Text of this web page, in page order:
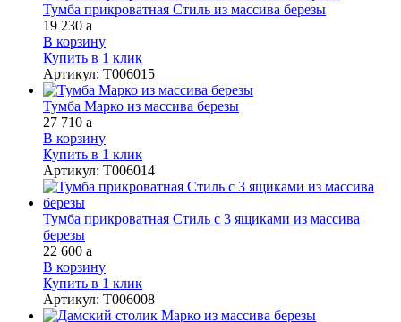
Тумба прикроватная Стиль из массива березы
19 230 a
В корзину
Купить в 1 клик
Артикул: Т006015
Тумба Марко из массива березы
27 710 a
В корзину
Купить в 1 клик
Артикул: Т006014
Тумба прикроватная Стиль с 3 ящиками из массива
березы
22 600 a
В корзину
Купить в 1 клик
Артикул: Т006008